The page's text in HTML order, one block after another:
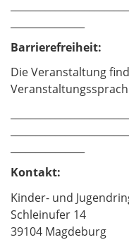
Barrierefreiheit:
Die Veranstaltung
Kontakt:
Kinder- und
Schleinufer 14
39104 Magdeburg